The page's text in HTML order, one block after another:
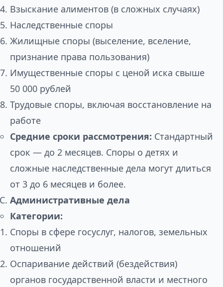
Взыскание алиментов (в сложных случаях)
Наследственные споры
Жилищные споры (выселение, вселение,
признание права пользования)
Имущественные споры с ценой иска свыше
50 000 рублей
Трудовые споры, включая восстановление на
работе
Средние сроки рассмотрения: Стандартный
срок — до 2 месяцев. Споры о детях и
сложные наследственные дела могут длиться
от 3 до 6 месяцев и более.
Административные дела
Категории:
Споры в сфере госуслуг, налогов, земельных
отношений
Оспаривание действий (бездействия)
органов государственной власти и местного